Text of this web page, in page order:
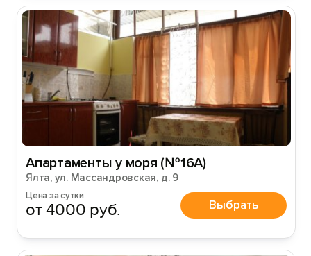
Апартаменты у моря (№16А)
Ялта, ул. Массандровская, д. 9
Цена за сутки
от 4000 руб. Выбрать
Войти с помощью